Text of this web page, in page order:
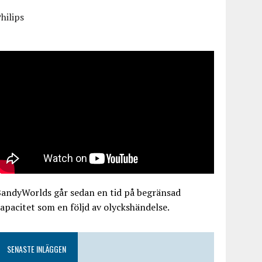
går sedan en tid på begränsad
som en följd av olyckshändelse.
SENASTE INLÄGGEN